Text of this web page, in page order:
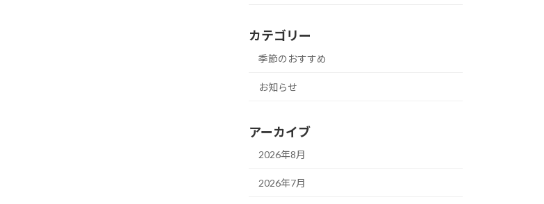
カテゴリー
季節のおすすめ
お知らせ
アーカイブ
2026年8月
2026年7月